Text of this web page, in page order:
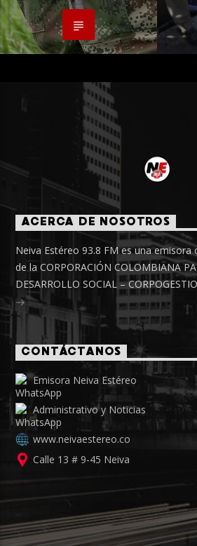
ACERCA DE NOSOTROS
Neiva Estéreo 93.8 FM es una
de la CORPORACIÓN COLOMBIANA
DESARROLLO SOCIAL –
CONTÁCTANOS
Emisora Neiva Estéreo
Administrativo y Noticias
www.neivaestereo.co
Calle 13 # 9-45 Neiva